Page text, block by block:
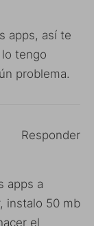
apps, así te
tengo
problema.
apps a
instalo 50 mb
el
Responder